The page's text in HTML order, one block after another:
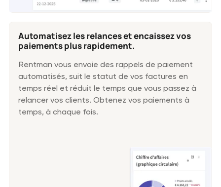
Automatisez les relances et encaissez vos
paiements plus rapidement.
Rentman vous envoie des rappels de paiement
automatisés, suit le statut de vos factures en
temps réel et réduit le temps que vous passez à
relancer vos clients. Obtenez vos paiements à
temps, à chaque fois.